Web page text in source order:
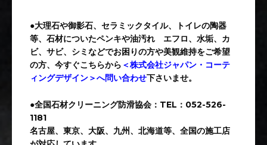
●大理石や御影石、セラミックタイル、トイレの陶器
等、石材についたペンキや油汚れ エフロ、水垢、カ
ビ、サビ、シミなどでお困りの方や美観維持をご希望
の方、今すぐこちらから ＜株式会社ジャパン・コーテ
ィングデザイン＞へ問い合わせ下さいませ。
●全国石材クリーニング防滑協会：TEL：052-526-
1181
名古屋、東京、大阪、九州、北海道等、全国の施工店